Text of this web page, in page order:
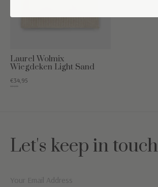
Laurel Wolmix
Wiegdeken Light Sand
€34,95
€54,95
Let's keep in touch